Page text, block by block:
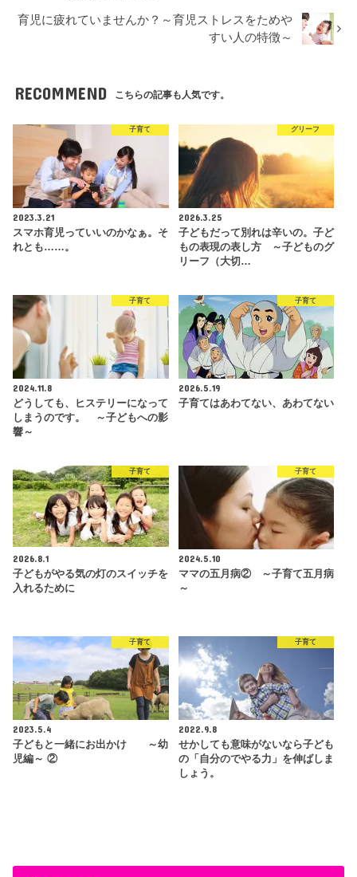
育児に疲れていませんか？～育児ストレスをためや
すい人の特徴～
RECOMMEND こちらの記事も人気です。
子育て
2023.3.21
スマホ育児っていいのかなぁ。そ
れとも……。
グリーフ
2026.3.25
子どもだって別れは辛いの。子ど
もの表現の表し方 ～子どものグ
リーフ（大切…
子育て
2024.11.8
どうしても、ヒステリーになって
しまうのです。 ～子どもへの影
響～
子育て
2026.5.19
子育てはあわてない、あわてない
子育て
2026.8.1
子どもがやる気の灯のスイッチを
入れるために
子育て
2024.5.10
ママの五月病② ～子育て五月病
～
子育て
2023.5.4
子どもと一緒にお出かけ ～幼
児編～ ②
子育て
2022.9.8
せかしても意味がないなら子ども
の「自分のでやる力」を伸ばしま
しょう。